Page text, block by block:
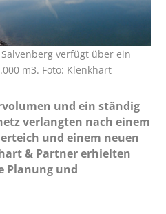
verfügt über ein
m3. Foto: Klenkhart
und ein ständig
verlangten nach einem
und einem neuen
& Partner erhielten
Planung und